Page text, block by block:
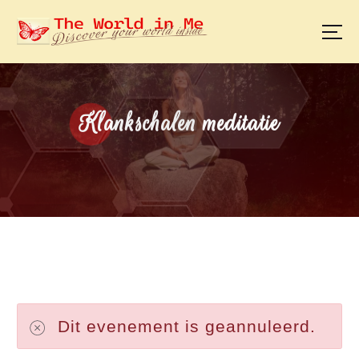
p
t
o
e
Klankschalen meditatie
Dit evenement is geannuleerd.